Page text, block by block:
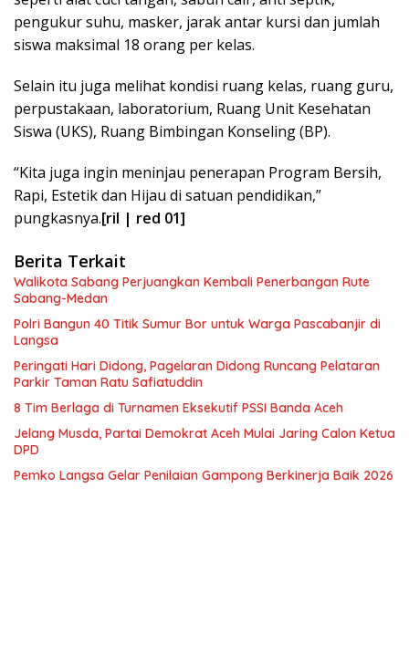
pengukur suhu, masker, jarak antar kursi dan jumlah
siswa maksimal 18 orang per kelas.
Selain itu juga melihat kondisi ruang kelas, ruang guru,
perpustakaan, laboratorium, Ruang Unit Kesehatan
Siswa (UKS), Ruang Bimbingan Konseling (BP).
“Kita juga ingin meninjau penerapan Program Bersih,
Rapi, Estetik dan Hijau di satuan pendidikan,”
pungkasnya.[ril | red 01]
Berita Terkait
Walikota Sabang Perjuangkan Kembali Penerbangan Rute
Sabang-Medan
Polri Bangun 40 Titik Sumur Bor untuk Warga Pascabanjir di
Langsa
Peringati Hari Didong, Pagelaran Didong Runcang Pelataran
Parkir Taman Ratu Safiatuddin
8 Tim Berlaga di Turnamen Eksekutif PSSI Banda Aceh
Jelang Musda, Partai Demokrat Aceh Mulai Jaring Calon Ketua
DPD
Pemko Langsa Gelar Penilaian Gampong Berkinerja Baik 2026